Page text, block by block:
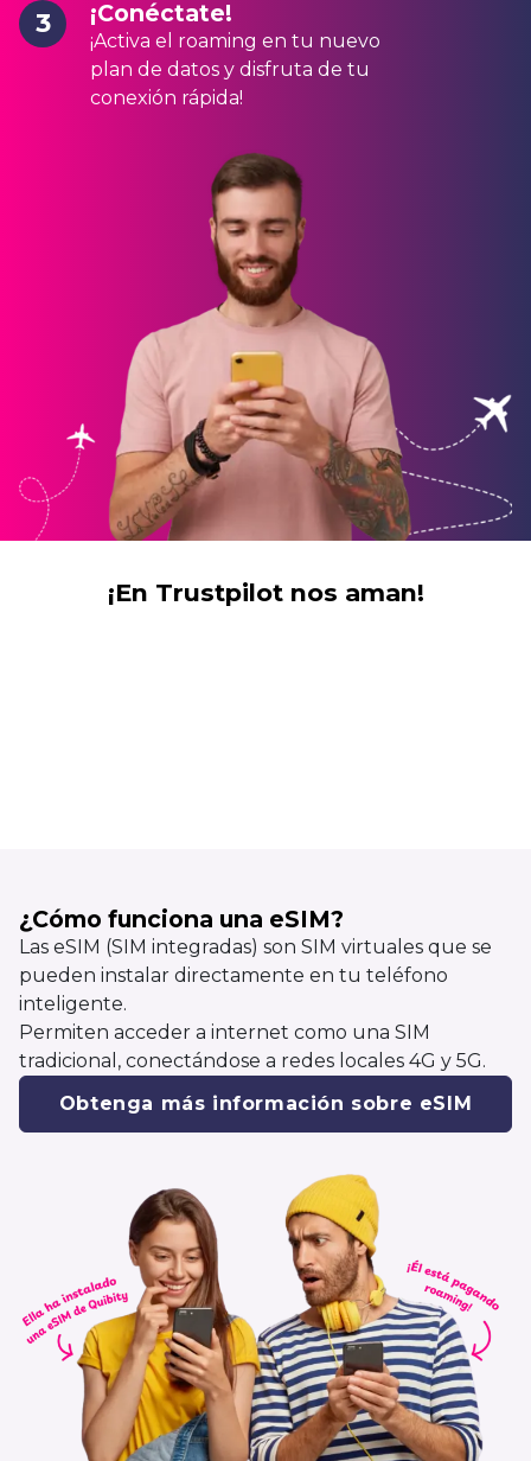
3 ¡Conéctate!
¡Activa el roaming en tu nuevo
plan de datos y disfruta de tu
conexión rápida!
¡En Trustpilot nos aman!
¿Cómo funciona una eSIM?
Las eSIM (SIM integradas) son SIM virtuales que se
pueden instalar directamente en tu teléfono
inteligente.
Permiten acceder a internet como una SIM
tradicional, conectándose a redes locales 4G y 5G.
Obtenga más información sobre eSIM